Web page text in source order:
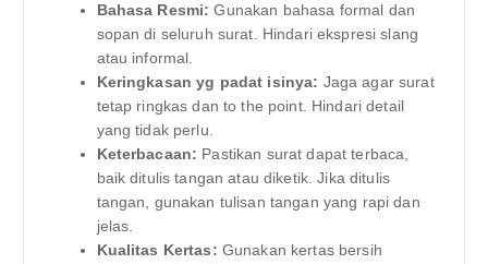
Bahasa Resmi: Gunakan bahasa formal dan
sopan di seluruh surat. Hindari ekspresi slang
atau informal.
Keringkasan yg padat isinya: Jaga agar surat
tetap ringkas dan to the point. Hindari detail
yang tidak perlu.
Keterbacaan: Pastikan surat dapat terbaca,
baik ditulis tangan atau diketik. Jika ditulis
tangan, gunakan tulisan tangan yang rapi dan
jelas.
Kualitas Kertas: Gunakan kertas bersih